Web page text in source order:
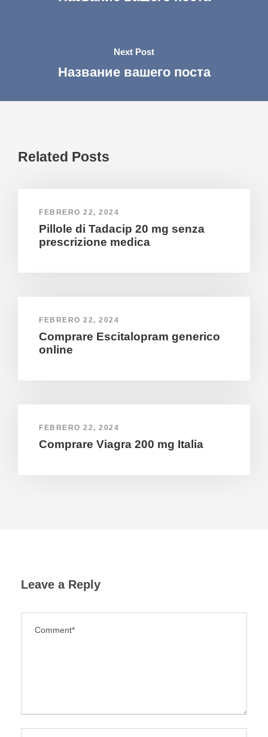
Next Post
Название вашего поста
Related Posts
FEBRERO 22, 2024
Pillole di Tadacip 20 mg senza
prescrizione medica
FEBRERO 22, 2024
Comprare Escitalopram generico
online
FEBRERO 22, 2024
Comprare Viagra 200 mg Italia
Leave a Reply